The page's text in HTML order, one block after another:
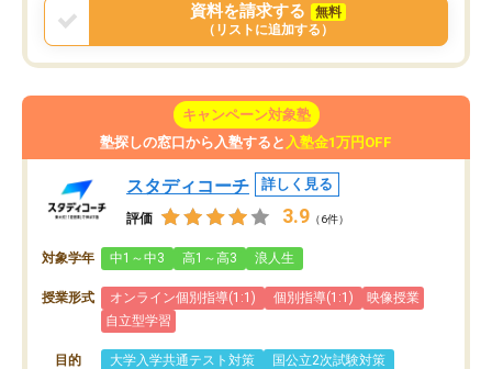
資料を請求する
無料
（リストに追加する）
キャンペーン対象塾
塾探しの窓口から入塾すると 入塾金1万円OFF
スタディコーチ 詳しく見る
評価 3.9 （6件）
対象学年 中1～中3 高1～高3 浪人生
授業形式 オンライン個別指導(1:1) 個別指導(1:1)
映像授業
自立型学習
目的 大学入学共通テスト対策
国公立2次試験対策